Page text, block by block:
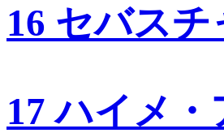
16 セバス
17 ハイメ